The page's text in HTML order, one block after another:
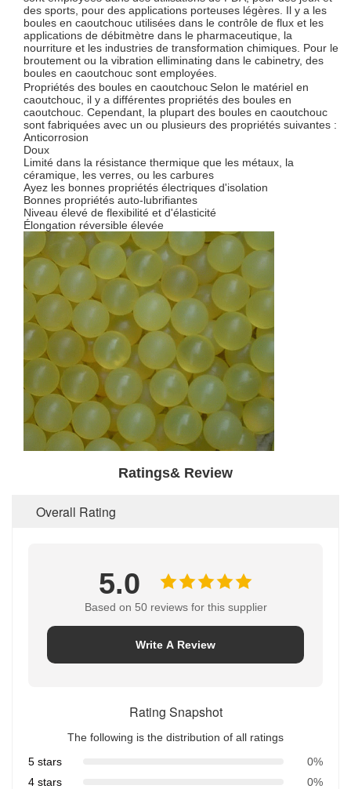
des sports, pour des applications porteuses légères. Il y a les
boules en caoutchouc utilisées dans le contrôle de flux et les
applications de débitmètre dans le pharmaceutique, la
nourriture et les industries de transformation chimiques. Pour le
broutement ou la vibration elliminating dans le cabinetry, des
boules en caoutchouc sont employées.
Propriétés des boules en caoutchoucSelon le matériel en
caoutchouc, il y a différentes propriétés des boules en
caoutchouc. Cependant, la plupart des boules en caoutchouc
sont fabriquées avec un ou plusieurs des propriétés suivantes :
Anticorrosion
Doux
Limité dans la résistance thermique que les métaux, la
céramique, les verres, ou les carbures
Ayez les bonnes propriétés électriques d'isolation
Bonnes propriétés auto-lubrifiantes
Niveau élevé de flexibilité et d'élasticité
Élongation réversible élevée
Ratings& Review
Overall Rating
5.0
Based on 50 reviews for this supplier
Write A Review
Rating Snapshot
The following is the distribution of all ratings
5 stars
0%
4 stars
0%